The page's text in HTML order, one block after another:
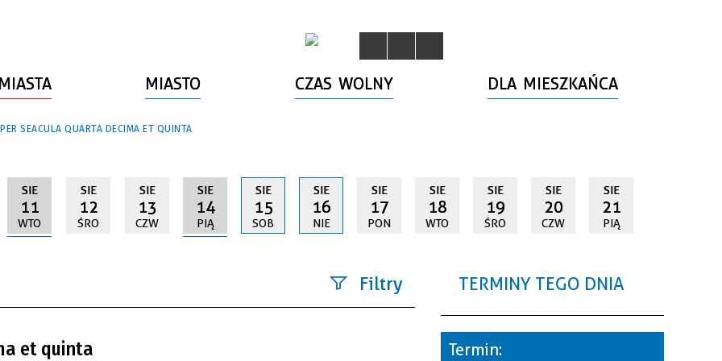
MIASTO CZAS WOLNY DLA MIESZKAŃCA
SEACULA QUARTA DECIMA ET QUINTA
SIE
11
WTO
SIE
12
ŚRO
SIE
13
CZW
SIE
14
PIĄ
SIE
15
SOB
SIE
16
NIE
SIE
17
PON
SIE
18
WTO
SIE
19
ŚRO
SIE
20
CZW
SIE
21
PIĄ
Filtry
et quinta
TERMINY TEGO DNIA
Termin: